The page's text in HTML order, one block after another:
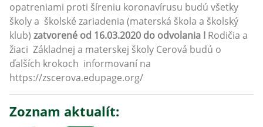
opatreniami proti šíreniu koronavírusu budú všetky
školy a školské zariadenia (materská škola a školský
klub) zatvorené od 16.03.2020 do odvolania ! Rodičia a
žiaci Základnej a materskej školy Cerová budú o
ďalších krokoch informovaní na
https://zscerova.edupage.org/
Zoznam aktualít: